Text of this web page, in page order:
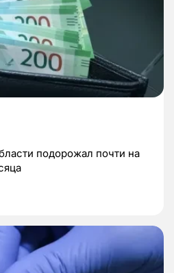
подорожал почти на